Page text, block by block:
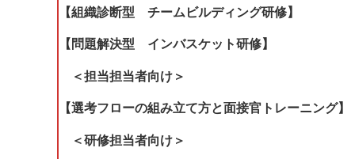
【組織診断型 チームビルディング研修】
【問題解決型 インバスケット研修】
＜担当担当者向け＞
【選考フローの組み立て方と面接官トレーニング】
＜研修担当者向け＞